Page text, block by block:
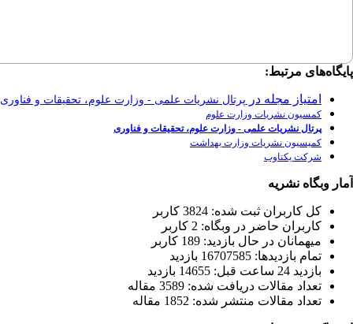
پایگاه‌های مرتبط:
امتیاز مجله در پرتال نشریات علمی - وزارت علوم، تحقیقات و فناوری
کمسیون نشریات وزارت علوم
پرتال نشریات علمی - وزارت علوم، تحقیقات و فناوری
کمیسیون نشریات وزارت بهداشت
شرکت یکتاوب
آمار وبگاه نشریه
كل کاربران ثبت شده: 3824 کاربر
کاربران حاضر در وبگاه: 2 کاربر
ميهمانان در حال بازديد: 189 کاربر
تمام بازديد‌ها: 16707585 بازدید
بازديد 24 ساعت قبل: 14655 بازدید
تعداد مقالات دریافت شده: 3589 مقاله
تعداد مقالات منتشر شده: 1852 مقاله